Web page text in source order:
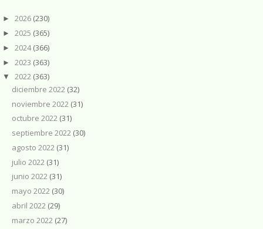
► 2026 (230)
► 2025 (365)
► 2024(366)
► 2023 (363)
▼ 2022 (363)
diciembre 2022 (32)
noviembre 2022 (31)
octubre 2022 (31)
septiembre 2022 (30)
agosto 2022 (31)
julio 2022 (31)
junio 2022 (31)
mayo 2022 (30)
abril 2022 (29)
marzo 2022 (27)